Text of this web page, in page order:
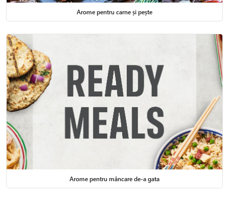
Arome pentru carne și pește
Arome pentru mâncare de-a gata